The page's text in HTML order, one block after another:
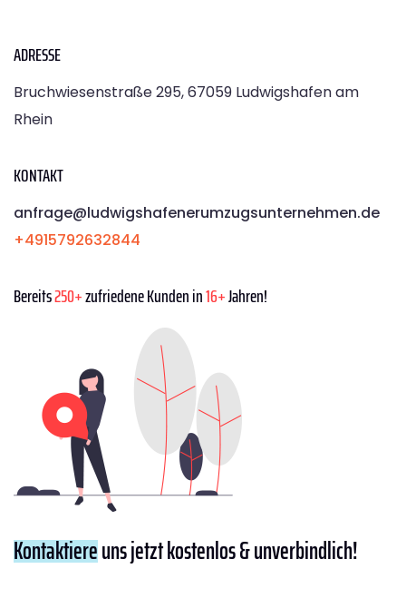
ADRESSE
Bruchwiesenstraße 295, 67059 Ludwigshafen am
Rhein
KONTAKT
anfrage@ludwigshafenerumzugsunternehmen.de
+4915792632844
Bereits250+zufriedene Kunden in16+Jahren!
Kontaktiereuns jetzt kostenlos & unverbindlich!